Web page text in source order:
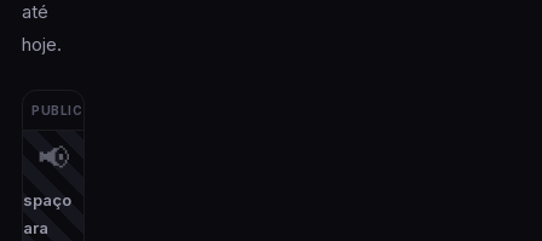
até
hoje.
PUBLICIDADE
📢
Espaço
para